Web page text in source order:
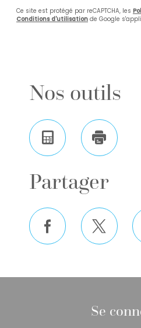
Ce site est protégé par reCAPTCHA, les
Conditions d'utilisation de Google
Nos outils
Calculatrice
Partager
facebook
Se